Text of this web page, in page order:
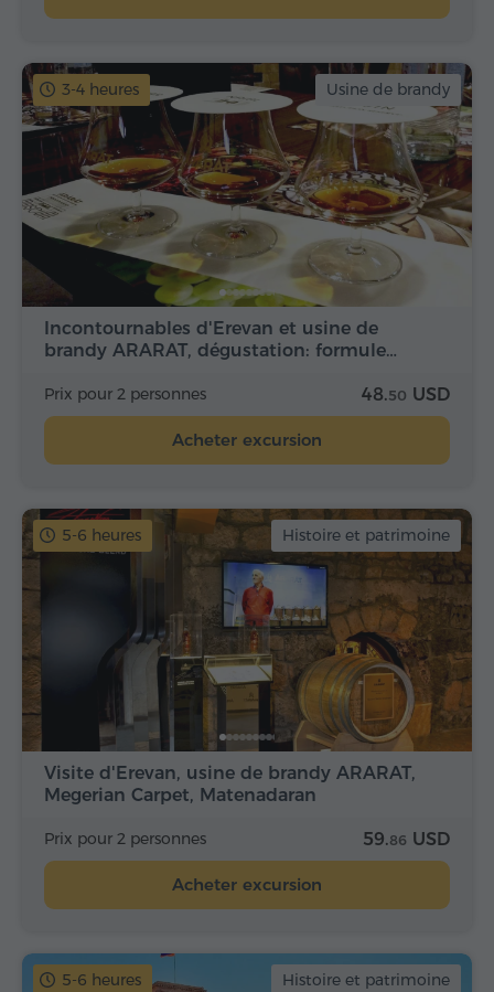
3-4 heures Usine de brandy
Incontournables d'Erevan et usine de
brandy ARARAT, dégustation: formule…
Prix pour 2 personnes 48.50 USD
Acheter excursion
5-6 heures Histoire et patrimoine
Visite d'Erevan, usine de brandy ARARAT,
Megerian Carpet, Matenadaran
Prix pour 2 personnes 59.86 USD
Acheter excursion
5-6 heures Histoire et patrimoine